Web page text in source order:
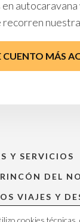
recorren
CUENTO MÁS
Y SERVICIOS
DEL
VIAJES Y
SOY?
cookies técnicas,